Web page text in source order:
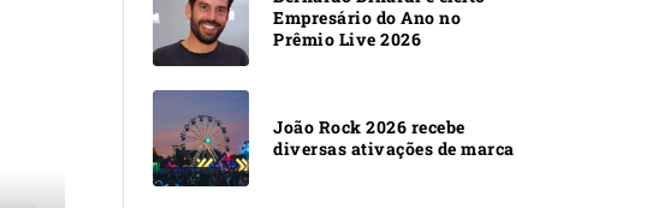
Empresário do Ano no
Prêmio Live 2026
João Rock 2026 recebe
diversas ativações de marca